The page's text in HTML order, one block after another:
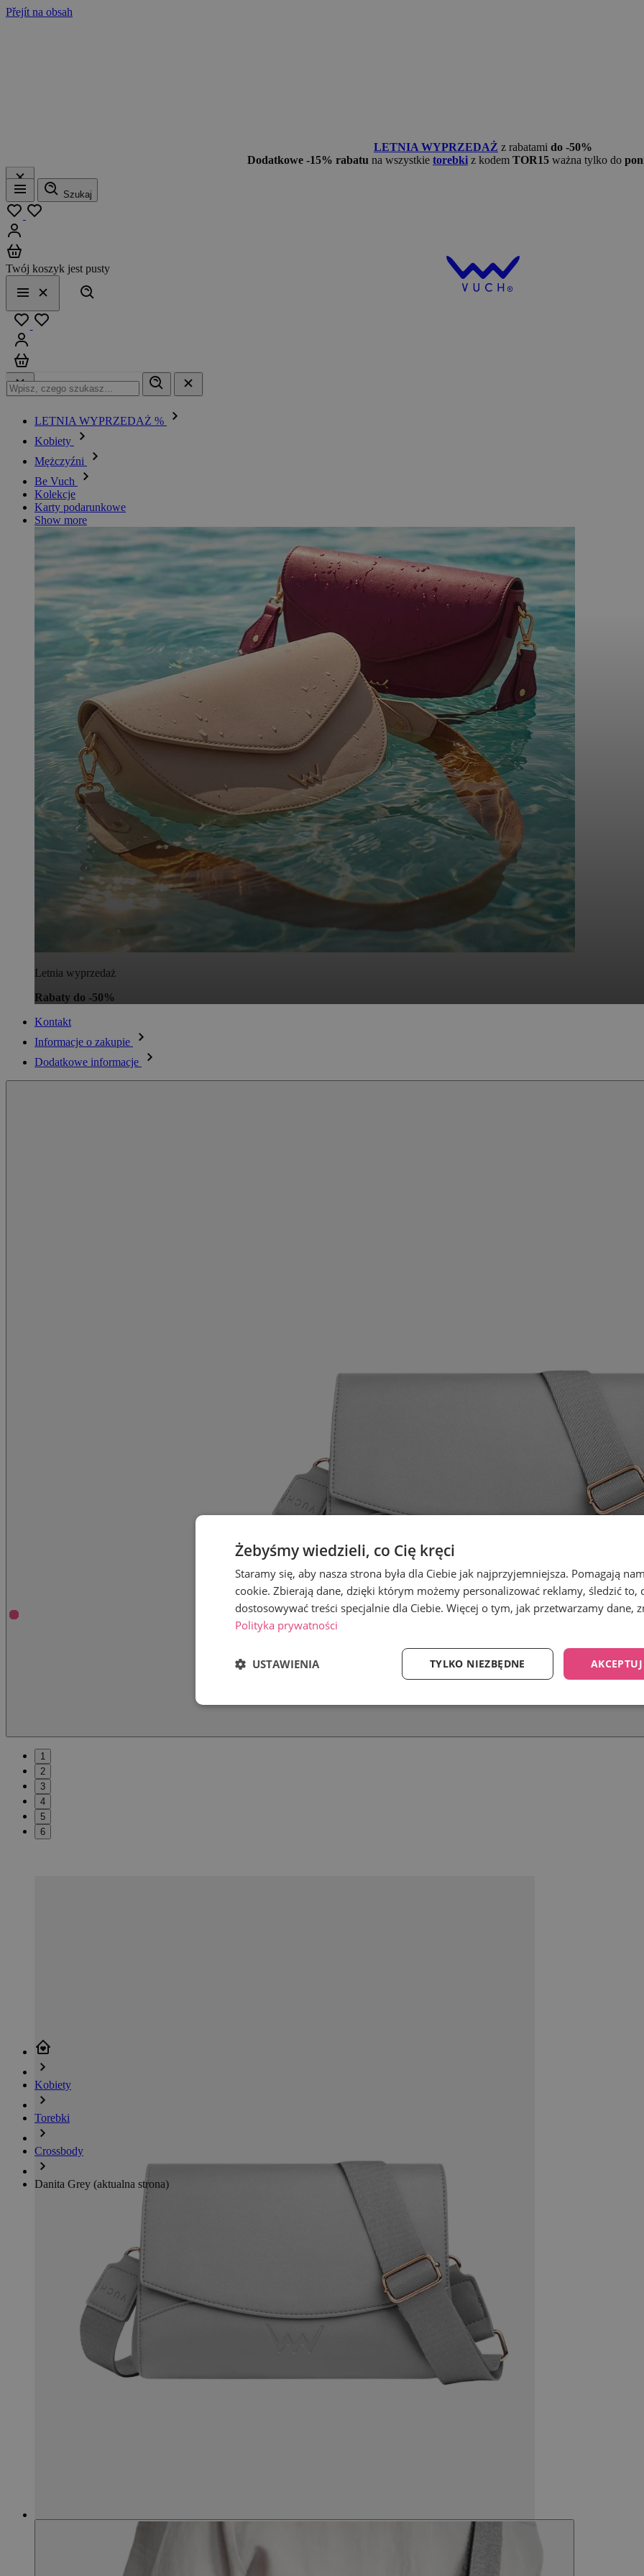
Přejít na obsah
LETNIA WYPRZEDAŻ z rabatami do -50%
Dodatkowe -15% rabatu na wszystkie torebki z kodem TOR15 ważna tylko do
Menu
Szukaj
Twój koszyk jest pusty
Menu
Zamknij
LETNIA WYPRZEDAŻ %
Kobiety
Mężczyźni
Be Vuch
Kolekcje
Karty podarunkowe
Show more
Letnia wyprzedaż
Rabaty do -50%
Kontakt
Informacje o zakupie
Dodatkowe informacje
Kobiety
Torebki
Crossbody
Danita Grey (aktualna strona)
1
2
3
4
5
6
Żebyśmy wiedzieli, co Cię kręci
Staramy się, aby nasza strona była dla Ciebie jak najprzyjemniejsza. Pomagają
cookie. Zbierają dane, dzięki którym możemy personalizować reklamy, śledzić to,
dostosowywać treści specjalnie dla Ciebie. Więcej o tym, jak przetwarzamy dane,
Polityka prywatności
TYLKO NIEZBĘDNE
USTAWIENIA